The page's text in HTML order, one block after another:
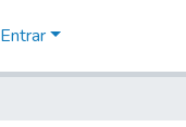
Entrar